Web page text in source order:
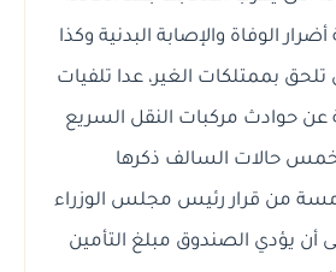
الوفاة والإصابة البدنية وكذا
تلحق بممتلكات الغير، عدا تلفيات
عن حوادث مركبات النقل السريع
حالات السالف ذكرها
من قرار رئيس مجلس الوزراء
٢٠١٨ على أن يؤدي الصندوق مبلغ التأمين